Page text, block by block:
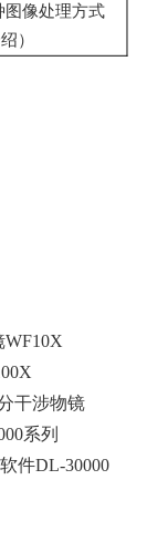
图像处理方式
）
WF10X
干涉物镜
系列
件DL-30000